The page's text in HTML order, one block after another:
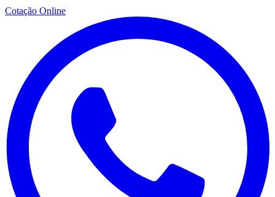
Cotação Online